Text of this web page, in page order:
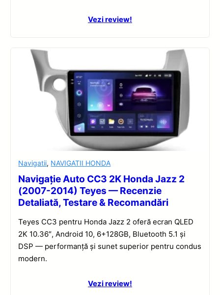
Vezi review!
Navigatii, NAVIGATII HONDA
Navigație Auto CC3 2K Honda Jazz 2
(2007-2014) Teyes — Recenzie
Detaliată, Testare & Recomandări
Teyes CC3 pentru Honda Jazz 2 oferă ecran QLED
2K 10.36″, Android 10, 6+128GB, Bluetooth 5.1 și
DSP — performanță și sunet superior pentru condus
modern.
Vezi review!